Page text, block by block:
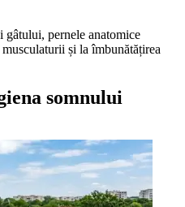
gâtului, pernele anatomice
și la îmbunătățirea
somnului